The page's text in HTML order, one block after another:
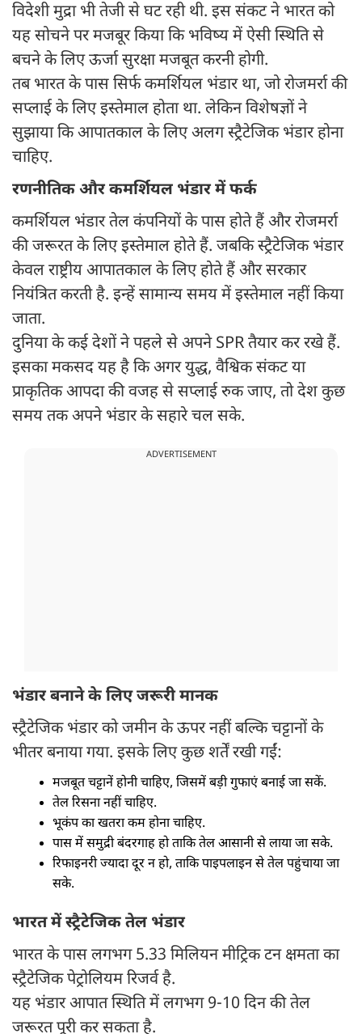
विदेशी मुद्रा भी तेजी से घट रही थी. इस संकट ने भारत को
यह सोचने पर मजबूर किया कि भविष्य में ऐसी स्थिति से
बचने के लिए ऊर्जा सुरक्षा मजबूत करनी होगी.
तब भारत के पास सिर्फ कमर्शियल भंडार था, जो रोजमर्रा की
सप्लाई के लिए इस्तेमाल होता था. लेकिन विशेषज्ञों ने
सुझाया कि आपातकाल के लिए अलग स्ट्रैटेजिक भंडार होना
चाहिए.
रणनीतिक और कमर्शियल भंडार में फर्क
कमर्शियल भंडार तेल कंपनियों के पास होते हैं और रोजमर्रा
की जरूरत के लिए इस्तेमाल होते हैं. जबकि स्ट्रैटेजिक भंडार
केवल राष्ट्रीय आपातकाल के लिए होते हैं और सरकार
नियंत्रित करती है. इन्हें सामान्य समय में इस्तेमाल नहीं किया
जाता.
दुनिया के कई देशों ने पहले से अपने SPR तैयार कर रखे हैं.
इसका मकसद यह है कि अगर युद्ध, वैश्विक संकट या
प्राकृतिक आपदा की वजह से सप्लाई रुक जाए, तो देश कुछ
समय तक अपने भंडार के सहारे चल सके.
ADVERTISEMENT
भंडार बनाने के लिए जरूरी मानक
स्ट्रैटेजिक भंडार को जमीन के ऊपर नहीं बल्कि चट्टानों के
भीतर बनाया गया. इसके लिए कुछ शर्तें रखी गईं:
मजबूत चट्टानें होनी चाहिए, जिसमें बड़ी गुफाएं बनाई जा सकें.
तेल रिसना नहीं चाहिए.
भूकंप का खतरा कम होना चाहिए.
पास में समुद्री बंदरगाह हो ताकि तेल आसानी से लाया जा सके.
रिफाइनरी ज्यादा दूर न हो, ताकि पाइपलाइन से तेल पहुंचाया जा
सके.
भारत में स्ट्रैटेजिक तेल भंडार
भारत के पास लगभग 5.33 मिलियन मीट्रिक टन क्षमता का
स्ट्रैटेजिक पेट्रोलियम रिजर्व है.
यह भंडार आपात स्थिति में लगभग 9-10 दिन की तेल
जरूरत पूरी कर सकता है.